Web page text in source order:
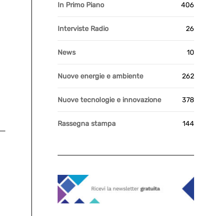
In Primo Piano 406
Interviste Radio 26
News 10
Nuove energie e ambiente 262
Nuove tecnologie e innovazione 378
Rassegna stampa 144